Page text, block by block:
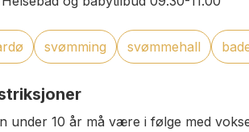
svømming svømmehall
under 10 år må være i følge med